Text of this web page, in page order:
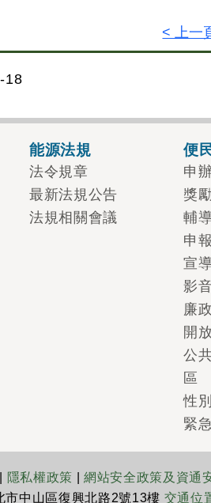
18
能源法規
法令規章
最新法規公告
法規相關會議
便
申
獎
輔
申
宣
影
廉
開
公
區
性
緊
隱私權政策 |網站安全政策及資通
中山區復興北路2號13樓 交通位